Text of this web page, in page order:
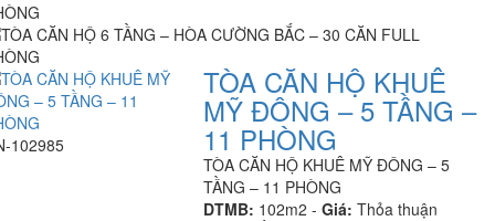
102985
TÒA CĂN HỘ KHUÊ
MỸ ĐÔNG – 5 TẦNG –
11 PHÒNG
TÒA CĂN HỘ KHUÊ MỸ ĐÔNG – 5
TẦNG – 11 PHÒNG
DTMB: 102m2 -Giá: Thỏa thuận